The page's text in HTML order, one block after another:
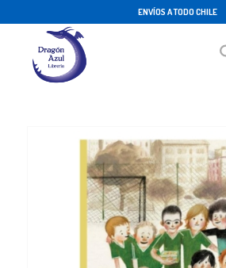
ENVÍOS A TODO CHILE